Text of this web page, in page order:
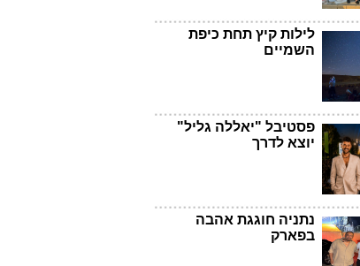
לילות קיץ תחת כיפת
השמיים
פסטיבל "יאללה גליל"
יוצא לדרך
נתניה חוגגת אהבה
בפארק